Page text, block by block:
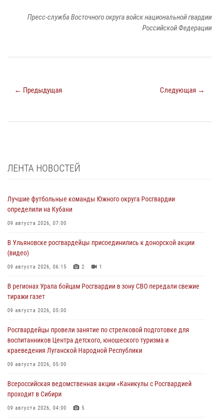
Пресс-служба Восточного округа войск национальной гвардии
Российской Федерации
← Предыдущая Следующая →
ЛЕНТА НОВОСТЕЙ
Лучшие футбольные команды Южного округа Росгвардии
определили на Кубани
09 августа 2026, 07:00
В Ульяновске росгвардейцы присоединились к донорской акции
(видео)
09 августа 2026, 06:15 2 1
В регионах Урала бойцам Росгвардии в зону СВО передали свежие
тиражи газет
09 августа 2026, 05:00
Росгвардейцы провели занятие по стрелковой подготовке для
воспитанников Центра детского, юношеского туризма и
краеведения Луганской Народной Республики
09 августа 2026, 05:00
Всероссийская ведомственная акции «Каникулы с Росгвардией
проходит в Сибири
09 августа 2026, 04:00 5